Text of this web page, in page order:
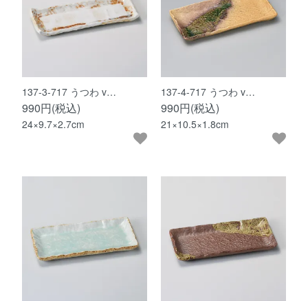
137-3-717 うつわ v…
990円(税込)
24×9.7×2.7cm
137-4-717 うつわ v…
990円(税込)
21×10.5×1.8cm